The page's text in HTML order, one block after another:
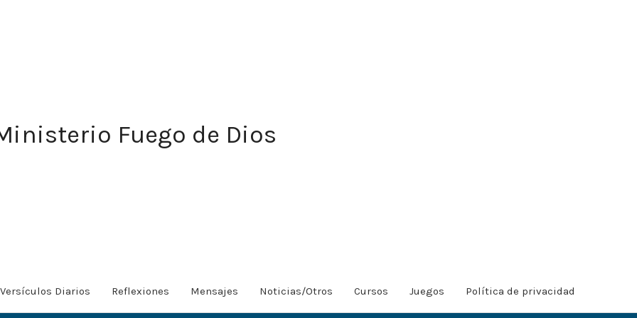
Fuego de Dios
Versículos Diarios Reflexiones Mensajes Noticias/Otros Cursos Juegos Política de privacidad